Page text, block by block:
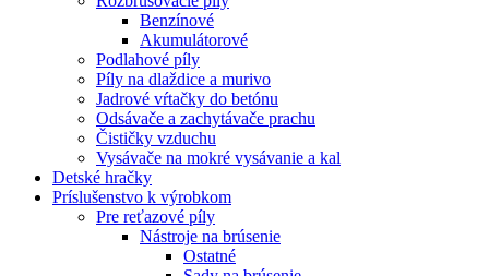
Benzínové
Akumulátorové
Podlahové píly
Píly na dlaždice a murivo
Jadrové vŕtačky do betónu
Odsávače a zachytávače prachu
Čističky vzduchu
Vysávače na mokré vysávanie a kal
Detské hračky
Príslušenstvo k výrobkom
Pre reťazové píly
Nástroje na brúsenie
Ostatné